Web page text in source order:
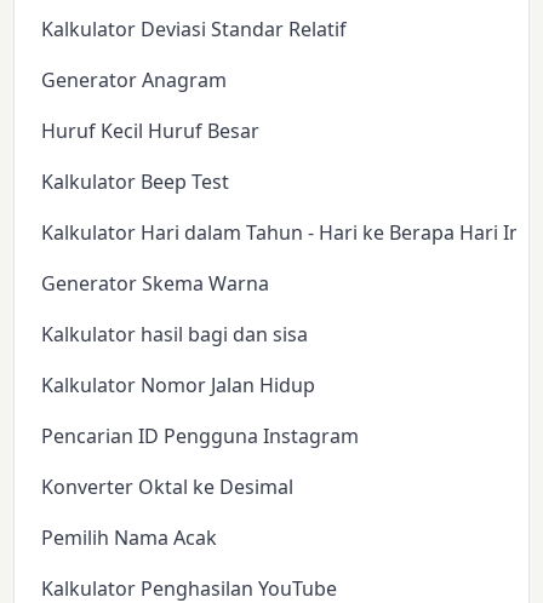
Kalkulator Deviasi Standar Relatif
Generator Anagram
Huruf Kecil Huruf Besar
Kalkulator Beep Test
Kalkulator Hari dalam Tahun - Hari ke Berapa Hari Ini?
Generator Skema Warna
Kalkulator hasil bagi dan sisa
Kalkulator Nomor Jalan Hidup
Pencarian ID Pengguna Instagram
Konverter Oktal ke Desimal
Pemilih Nama Acak
Kalkulator Penghasilan YouTube